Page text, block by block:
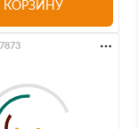
КОРЗИНУ